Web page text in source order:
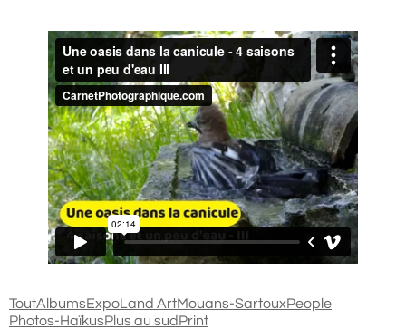
ToutAlbumsExpoLand ArtMouans-SartouxPeople
Photos-HaïkusPlus au sudPrint